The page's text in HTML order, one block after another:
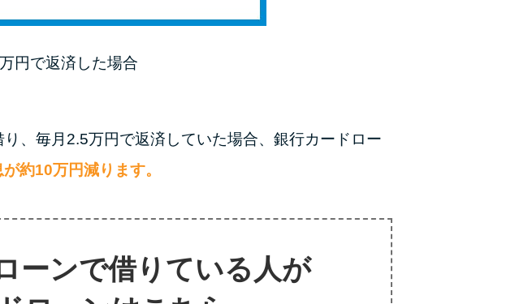
円で返済した場合
、毎月2.5万円で返済していた場合、銀行カードロー
約10万円減ります。
ーンで借りている人が